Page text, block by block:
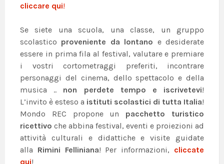
cliccare qui!
Se siete una scuola, una classe, un gruppo
scolastico proveniente da lontano e desiderate
essere in prima fila al festival, valutare e premiare
i vostri cortometraggi preferiti, incontrare
personaggi del cinema, dello spettacolo e della
musica .. non perdete tempo e iscrivetevi!
L’invito è esteso a istituti scolastici di tutta Italia!
Mondo REC propone un pacchetto turistico
ricettivo che abbina festival, eventi e proiezioni ad
attività culturali e didattiche e visite guidate
alla Rimini Felliniana! Per informazioni, cliccate
qui!